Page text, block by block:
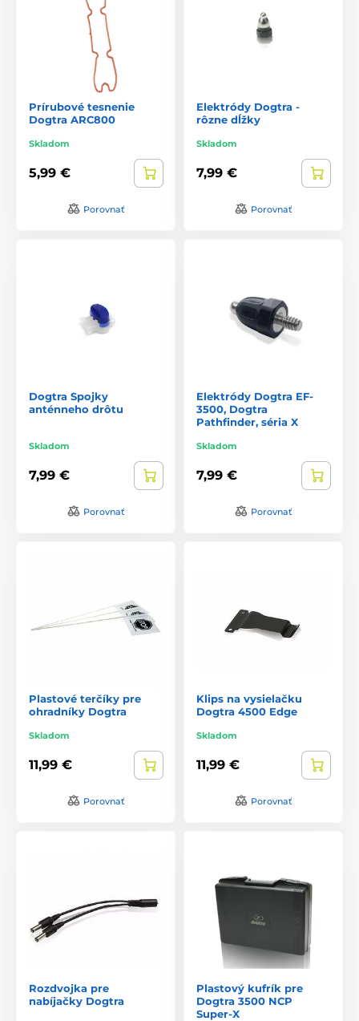
Prírubové tesnenie
Dogtra ARC800
Skladom
5,99 €
Porovnať
Elektródy Dogtra -
rôzne dĺžky
Skladom
7,99 €
Porovnať
Dogtra Spojky
anténneho drôtu
Skladom
7,99 €
Porovnať
Elektródy Dogtra EF-
3500, Dogtra
Pathfinder, séria X
Skladom
7,99 €
Porovnať
Plastové terčíky pre
ohradníky Dogtra
Skladom
11,99 €
Porovnať
Klips na vysielačku
Dogtra 4500 Edge
Skladom
11,99 €
Porovnať
Rozdvojka pre
nabíjačky Dogtra
Plastový kufrík pre
Dogtra 3500 NCP
Super-X